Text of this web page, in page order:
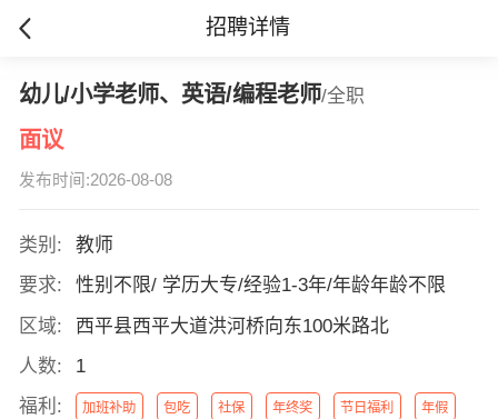
招聘详情
幼儿/小学老师、英语/编程老师/全职
面议
发布时间:2026-08-08
类别:
教师
要求:
性别不限/ 学历大专/经验1-3年/年龄年龄不限
区域:
西平县西平大道洪河桥向东100米路北
人数:
1
福利:
加班补助 包吃 社保 年终奖 节日福利 年假